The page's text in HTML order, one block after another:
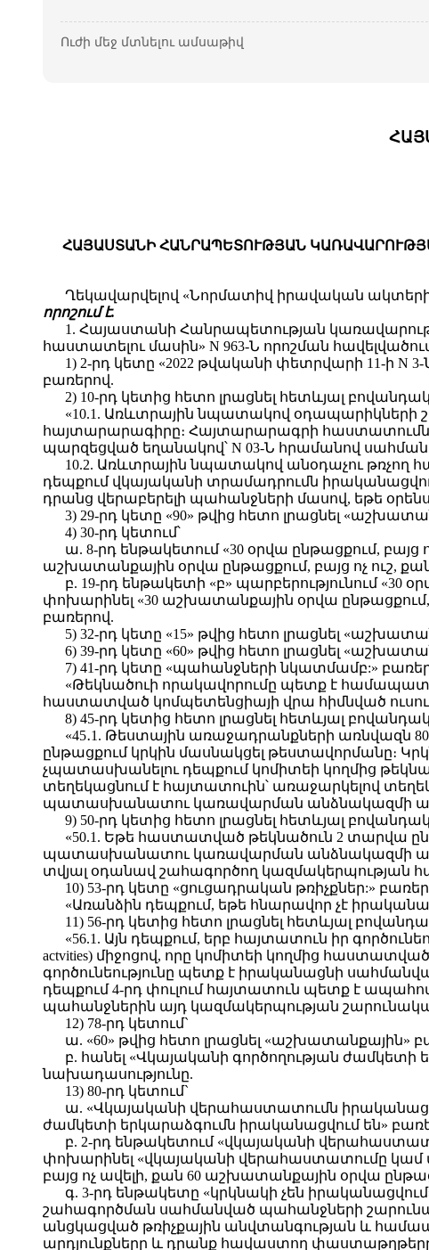
Ուժի մեջ մտնելու ամսաթիվ
ՀԱՅԱՍՏԱՆԻ ՀԱՆՐԱՊԵՏՈՒԹՅԱՆ
Ղեկավարվելով «Նորմատիվ իրավական ակտերի
որոշում է.
1. Հայաստանի Հանրապետության
հաստատելու մասին» N 963-Ն որոշման
1) 2-րդ կետը «2022 թվականի փետրվարի 11-ի N
բառերով.
2) 10-րդ կետից հետո լրացնել հետևյալ
«10.1. Առևտրային նպատակով
հայտարարագիրը։ Հայտարարագրի հաստատումն
պարզեցված եղանակով՝ N 03-Ն հրամանով
10.2. Առևտրային նպատակով անօդաչու թռչող
դեպքում վկայականի տրամադրումն
դրանց վերաբերելի պահանջների մասով, եթե
3) 29-րդ կետը «90» թվից հետո լրացնել
4) 30-րդ կետում՝
ա. 8-րդ ենթակետում «30 օրվա ընթացքում,
աշխատանքային օրվա ընթացքում, բայց ոչ ուշ,
բ. 19-րդ ենթակետի «բ» պարբերությունում
փոխարինել «30 աշխատանքային օրվա
բառերով.
5) 32-րդ կետը «15» թվից հետո լրացնել
6) 39-րդ կետը «60» թվից հետո լրացնել
7) 41-րդ կետը «պահանջների նկատմամբ:»
«Թեկնածուի որակավորումը պետք է
հաստատված կոմպետենցիայի վրա հիմնված
8) 45-րդ կետից հետո լրացնել հետևյալ
«45․1. Թեստային առաջադրանքների առնվազն
ընթացքում կրկին մասնակցել թեստավորմանը։
չպատասխանելու դեպքում կոմիտեի կողմից
տեղեկացնում է հայտատուին՝ առաջարկելով
պատասխանատու կառավարման անձնակազմի այլ
9) 50-րդ կետից հետո լրացնել հետևյալ
«50.1. Եթե հաստատված թեկնածուն 2 տարվա
պատասխանատու կառավարման անձնակազմի
տվյալ օդանավ շահագործող կազմակերպության
10) 53-րդ կետը «ցուցադրական թռիչքներ:»
«Առանձին դեպքում, եթե հնարավոր չէ
11) 56-րդ կետից հետո լրացնել հետևյալ
«56.1. Այն դեպքում, երբ հայտատուն իր
actvities) միջոցով, որը կոմիտեի կողմից
գործունեությունը պետք է իրականացնի
դեպքում 4-րդ փուլում հայտատուն պետք է
պահանջներին այդ կազմակերպության
12) 78-րդ կետում`
ա. «60» թվից հետո լրացնել «աշխատանքային»
բ. հանել «Վկայականի գործողության
նախադասությունը.
13) 80-րդ կետում`
ա. «Վկայականի վերահաստատումն
ժամկետի երկարաձգումն իրականացվում են»
բ. 2-րդ ենթակետում «վկայականի
փոխարինել «վկայականի վերահաստատումը կամ
բայց ոչ ավելի, քան 60 աշխատանքային օրվա
գ. 3-րդ ենթակետը «կրկնակի չեն
շահագործման սահմանված պահանջների
անցկացված թռիչքային անվտանգության և
արդյունքները և դրանք հավաստող փաստաթղթերը